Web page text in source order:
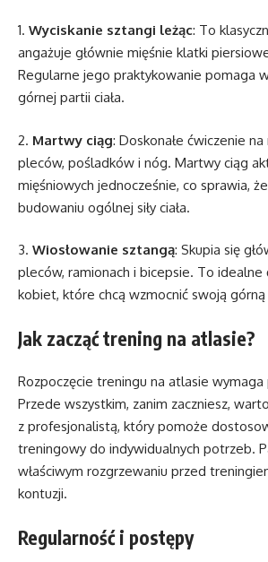
1. Wyciskanie sztangi leżąc: To
angażuje głównie mięśnie klatki
Regularne jego praktykowanie pomaga
górnej partii ciała.
2. Martwy ciąg: Doskonałe ćwiczenie na
pleców, pośladków i nóg. Martwy ciąg
mięśniowych jednocześnie, co sprawia,
budowaniu ogólnej siły ciała.
3. Wiosłowanie sztangą: Skupia się
pleców, ramionach i bicepsie. To idealne
kobiet, które chcą wzmocnić swoją górną
Jak zacząć trening na atlasie?
Rozpoczęcie treningu na atlasie
Przede wszystkim, zanim zaczniesz,
z profesjonalistą, który pomoże
treningowy do indywidualnych potrzeb.
właściwym rozgrzewaniu przed
kontuzji.
Regularność i postępy